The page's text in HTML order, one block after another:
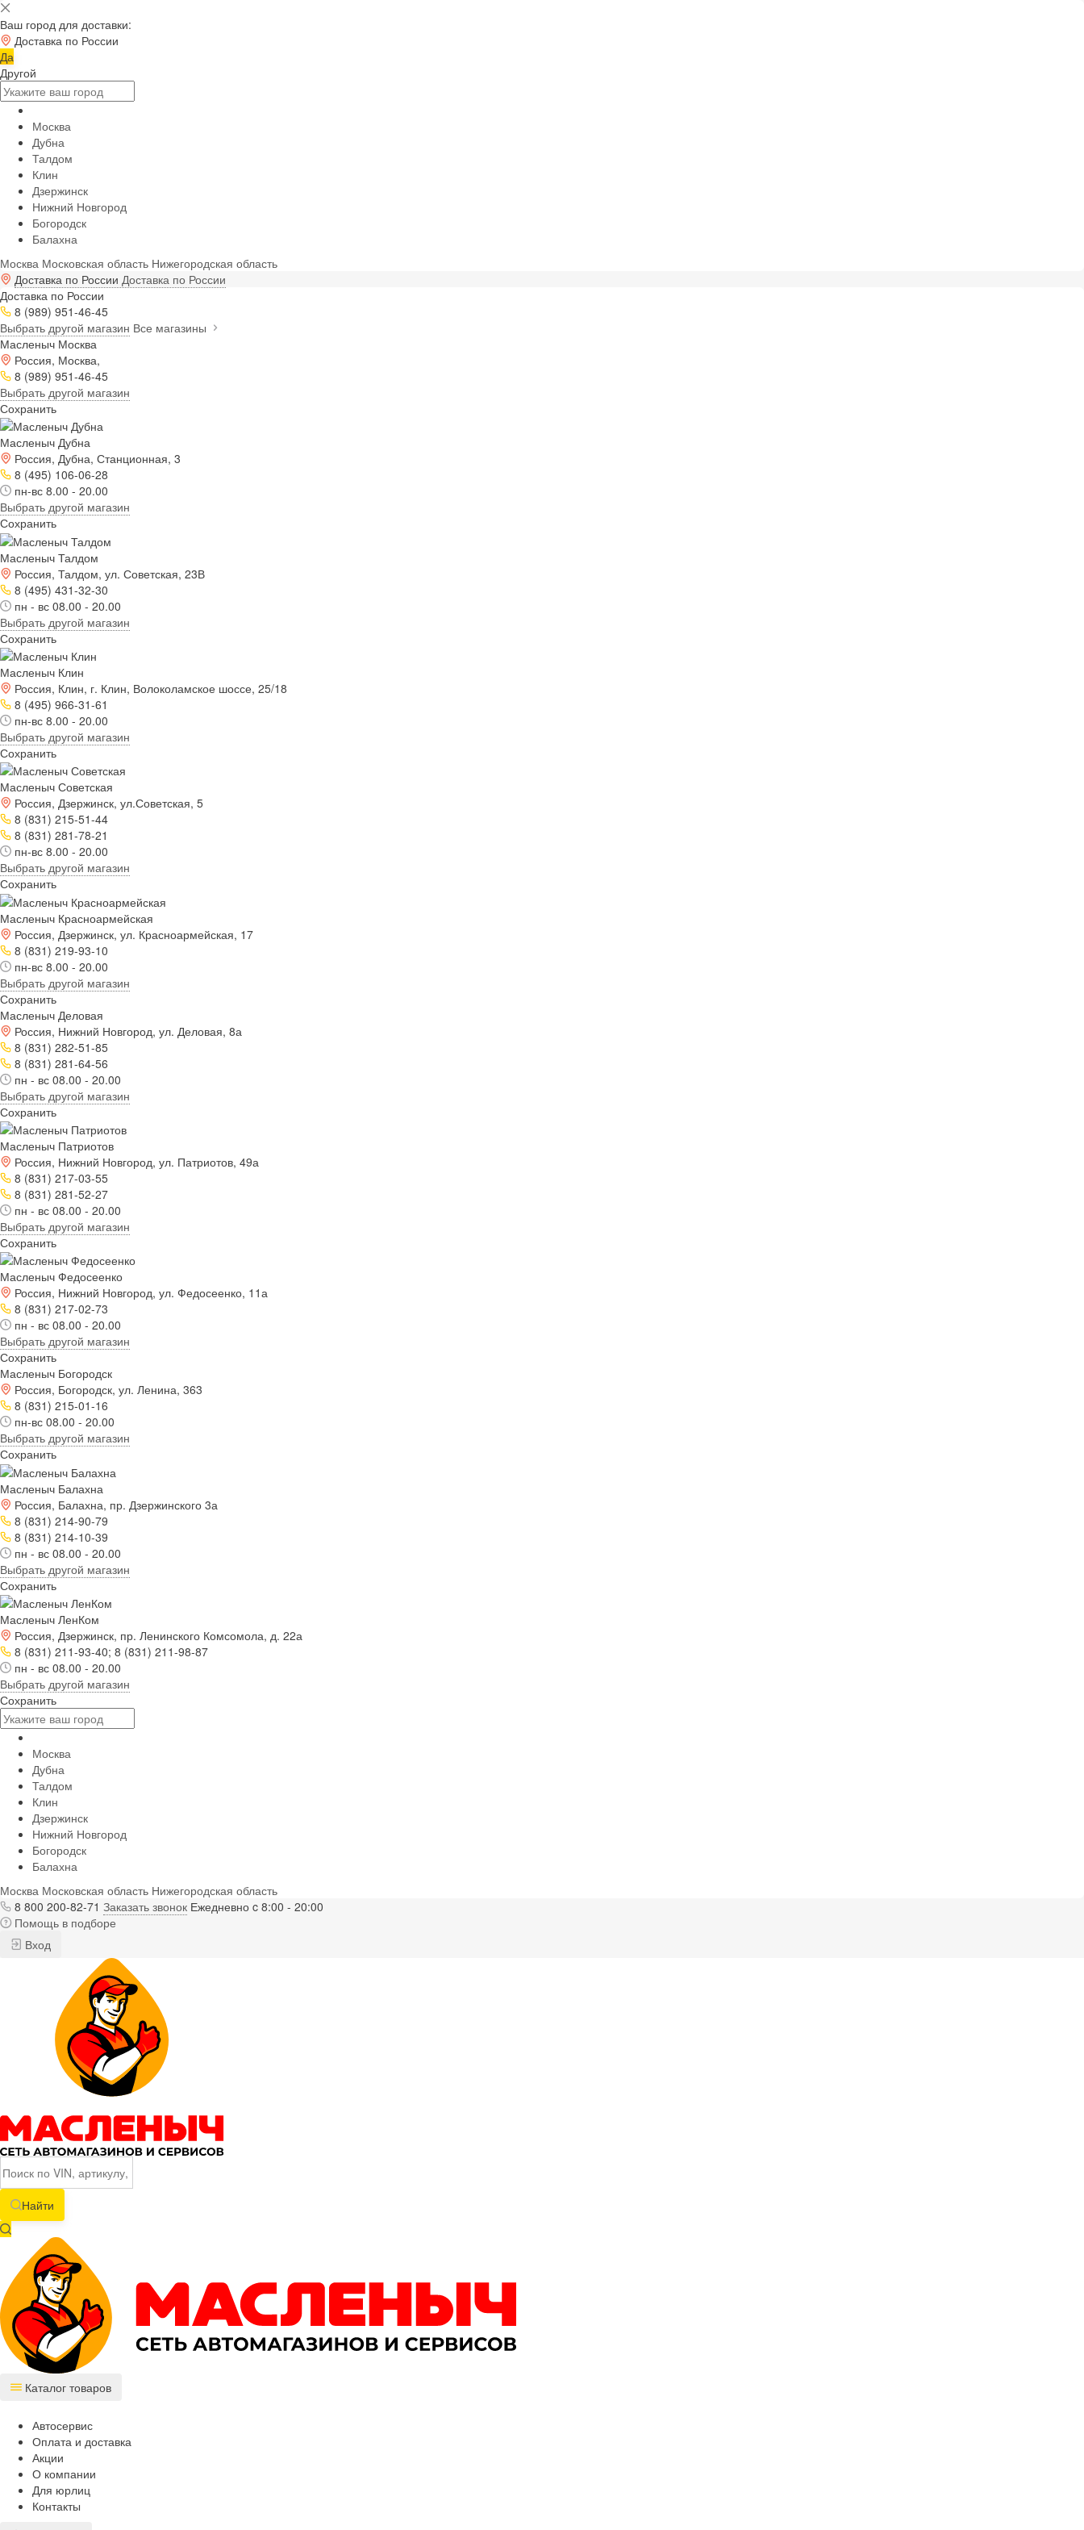
Ваш город для доставки:
Доставка по России
Да
Другой
Москва
Дубна
Талдом
Клин
Дзержинск
Нижний Новгород
Богородск
Балахна
Москва Московская область Нижегородская область
Доставка по России Доставка по России
Доставка по России
8 (989) 951-46-45
Выбрать другой магазин Все магазины
Масленыч Москва
Россия, Москва,
8 (989) 951-46-45
Выбрать другой магазин
Сохранить
Масленыч Дубна
Россия, Дубна, Станционная, 3
8 (495) 106-06-28
пн-вс 8.00 - 20.00
Выбрать другой магазин
Сохранить
Масленыч Талдом
Россия, Талдом, ул. Советская, 23В
8 (495) 431-32-30
пн - вс 08.00 - 20.00
Выбрать другой магазин
Сохранить
Масленыч Клин
Россия, Клин, г. Клин, Волоколамское шоссе, 25/18
8 (495) 966-31-61
пн-вс 8.00 - 20.00
Выбрать другой магазин
Сохранить
Масленыч Советская
Россия, Дзержинск, ул.Советская, 5
8 (831) 215-51-44
8 (831) 281-78-21
пн-вс 8.00 - 20.00
Выбрать другой магазин
Сохранить
Масленыч Красноармейская
Россия, Дзержинск, ул. Красноармейская, 17
8 (831) 219-93-10
пн-вс 8.00 - 20.00
Выбрать другой магазин
Сохранить
Масленыч Деловая
Россия, Нижний Новгород, ул. Деловая, 8а
8 (831) 282-51-85
8 (831) 281-64-56
пн - вс 08.00 - 20.00
Выбрать другой магазин
Сохранить
Масленыч Патриотов
Россия, Нижний Новгород, ул. Патриотов, 49а
8 (831) 217-03-55
8 (831) 281-52-27
пн - вс 08.00 - 20.00
Выбрать другой магазин
Сохранить
Масленыч Федосеенко
Россия, Нижний Новгород, ул. Федосеенко, 11а
8 (831) 217-02-73
пн - вс 08.00 - 20.00
Выбрать другой магазин
Сохранить
Масленыч Богородск
Россия, Богородск, ул. Ленина, 363
8 (831) 215-01-16
пн-вс 08.00 - 20.00
Выбрать другой магазин
Сохранить
Масленыч Балахна
Россия, Балахна, пр. Дзержинского 3а
8 (831) 214-90-79
8 (831) 214-10-39
пн - вс 08.00 - 20.00
Выбрать другой магазин
Сохранить
Масленыч ЛенКом
Россия, Дзержинск, пр. Ленинского Комсомола, д. 22а
8 (831) 211-93-40; 8 (831) 211-98-87
пн - вс 08.00 - 20.00
Выбрать другой магазин
Сохранить
Москва
Дубна
Талдом
Клин
Дзержинск
Нижний Новгород
Богородск
Балахна
Москва Московская область Нижегородская область
8 800 200-82-71 Заказать звонок Ежедневно c 8:00 - 20:00
Помощь в подборе
Вход
Найти
Каталог товаров
Автосервис
Оплата и доставка
Акции
О компании
Для юрлиц
Контакты